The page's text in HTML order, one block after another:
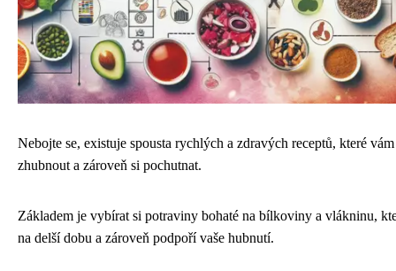
Nebojte se, existuje spousta rychlých a zdravých receptů, které
zhubnout a zároveň si pochutnat.
Základem je vybírat si potraviny bohaté na bílkoviny a vlákninu,
na delší dobu a zároveň podpoří vaše hubnutí.